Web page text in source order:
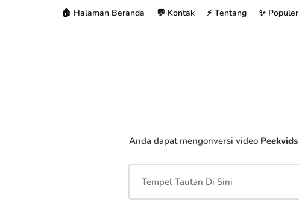
🏠 Halaman Beranda 💬 Kontak ⚡ Tentang ✨ Populer
Anda dapat mengonversi video Peekvids